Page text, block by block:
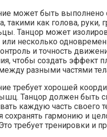
может быть выполнено
такими как голова, руки,
Танцор может
или несколько
и точность
чтобы создать эффект
разными частями
требует хорошей
Танцор должен быть
каждую часть своего
сохранять гармонию и
требует тренировки и